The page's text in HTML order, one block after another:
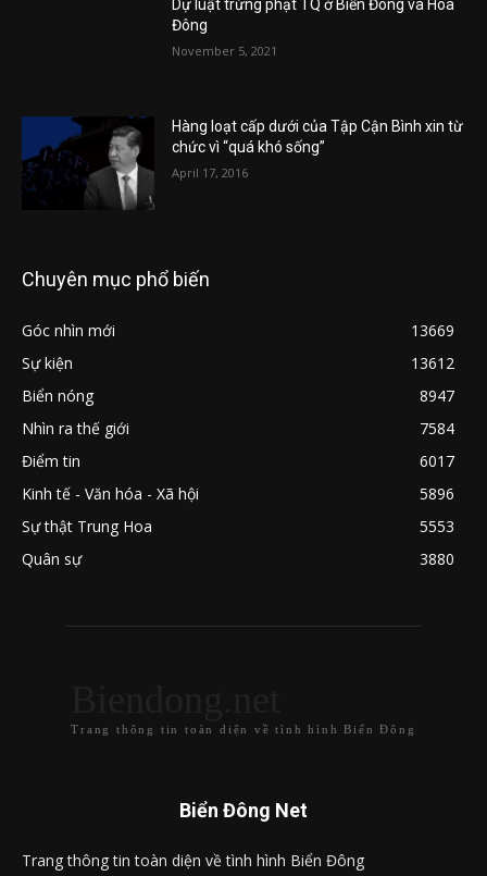
Dự luật trừng phạt TQ ở Biển Đông và Hoa
Đông
November 5, 2021
Hàng loạt cấp dưới của Tập Cận Bình xin từ
chức vì “quá khó sống”
April 17, 2016
Chuyên mục phổ biến
Góc nhìn mới
13669
Sự kiện
13612
Biển nóng
8947
Nhìn ra thế giới
7584
Điểm tin
6017
Kinh tế - Văn hóa - Xã hội
5896
Sự thật Trung Hoa
5553
Quân sự
3880
Trang thông tin toàn diện về tình hình Biển Đông
Biển Đông Net
Trang thông tin toàn diện về tình hình Biển Đông